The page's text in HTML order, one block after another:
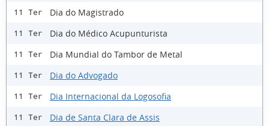
11 Ter Dia do Magistrado
11 Ter Dia do Médico Acupunturista
11 Ter Dia Mundial do Tambor de Metal
11 Ter Dia do Advogado
11 Ter Dia Internacional da Logosofia
11 Ter Dia de Santa Clara de Assis